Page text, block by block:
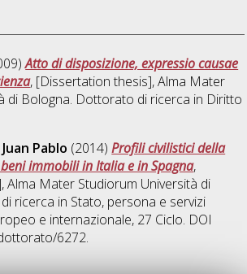
Atto di disposizione, expressio causae
, [Dissertation thesis], Alma Mater
di Bologna. Dottorato di ricerca in Diritto
Pablo (2014)Profili civilistici della
immobili in Italia e in Spagna,
Alma Mater Studiorum Università di
ricerca in Stato, persona e servizi
e internazionale, 27 Ciclo. DOI
6272.